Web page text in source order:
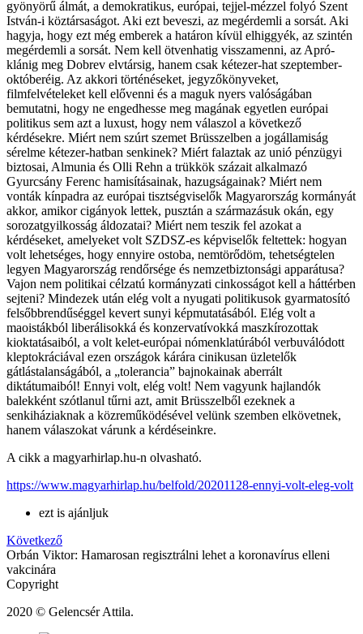
gyönyörű álmát, a demokratikus, európai, tejjel-mézzel folyó Szent
István-i köztársaságot. Aki ezt beveszi, az megérdemli a sorsát. Aki
hagyja, hogy ezt még emberek a határon kívül elhiggyék, az szintén
megérdemli a sorsát. Nem kell ötvenhatig visszamenni, az Apró-
klánig meg Dobrev elvtársig, hanem csak kétezer-hat szeptember-
októberéig. Az akkori történéseket, jegyzőkönyveket,
filmfelvételeket kell elővenni és a maguk nyers valóságában
bemutatni, hogy ne engedhesse meg magának egyetlen európai
politikus sem azt a luxust, hogy nem válaszol a következő
kérdésekre. Miért nem szúrt szemet Brüsszelben a jogállamiság
sérelme kétezer-hatban senkinek? Miért falaztak az unió pénzügyi
biztosai, Almunia és Olli Rehn a trükkök százait alkalmazó
Gyurcsány Ferenc hamisításainak, hazugságainak? Miért nem
vonták kínpadra az európai tisztségviselők Magyarország kormányát
akkor, amikor cigányok lettek, pusztán a származásuk okán, egy
sorozatgyilkosság áldozatai? Miért nem teszik fel azokat a
kérdéseket, amelyeket volt SZDSZ-es képviselők feltettek: hogyan
volt lehetséges, hogy ennyire ostoba, nemtörődöm, tehetségtelen
legyen Magyarország rendőrsége és nemzetbiztonsági apparátusa?
Vajon nem politikai célzatú kormányzati cinkosságot kell a háttérben
sejteni? Mindezek után elég volt a nyugati politikusok gyarmatosító
felsőbbrendűséggel kevert sunyi képmutatásából. Elég volt a
maoistákból liberálisokká és konzervatívokká maszkírozottak
kioktatásaiból, a volt kelet-európai nómenklatúrából verbuválódott
kleptokráciával ezen országok kárára cinikusan üzletelők
gátlástalanságából, a „tolerancia” bajnokainak aberrált
diktátumaiból! Ennyi volt, elég volt! Nem vagyunk hajlandók
balekként szótlanul tűrni azt, amit Brüsszelből ezeknek a
senkiháziaknak a közreműködésével velünk szemben elkövetnek,
hanem válaszokat várunk a kérdéseinkre.
A cikk a magyarhirlap.hu-n olvasható.
https://www.magyarhirlap.hu/belfold/20201128-ennyi-volt-eleg-volt
ezt is ajánljuk
Következő
Orbán Viktor: Hamarosan regisztrálni lehet a koronavírus elleni
vakcinára
Copyright
2020 © Gelencsér Attila.